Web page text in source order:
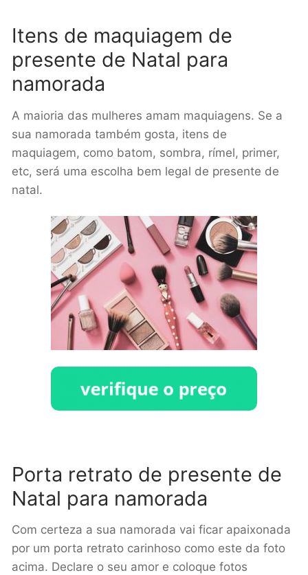
Itens de maquiagem de
presente de Natal para
namorada
A maioria das mulheres amam maquiagens. Se a
sua namorada também gosta, itens de
maquiagem, como batom, sombra, rímel, primer,
etc, será uma escolha bem legal de presente de
natal.
Porta retrato de presente de
Natal para namorada
Com certeza a sua namorada vai ficar apaixonada
por um porta retrato carinhoso como este da foto
acima. Declare o seu amor e coloque fotos